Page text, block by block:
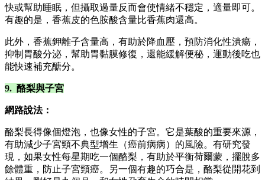
快或幫助睡眠，但攝取過量反而會使情緒不穩定，適量即可。
有趣的是，香蕉皮的色胺酸含量比香蕉肉還高。
此外，香蕉鉀離子含量高，有助於降血壓，預防消化性潰瘍，
抑制胃酸分泌，幫助胃黏膜修復，還能緩解便秘，運動後吃也
能快速補充醣分。
9. 酪梨與子宮
網路說法：
酪梨長得像個燈泡，也像女性的子宮。它是葉酸的重要來源，
有助減少子宮頸不典型增生（癌前病病）的風險。有研究發
現，如果女性每星期吃一個酪梨，有助於平衡荷爾蒙，擺脫多
餘體重，防止子宮頸癌。另一個有趣的巧合是，酪梨從開花到